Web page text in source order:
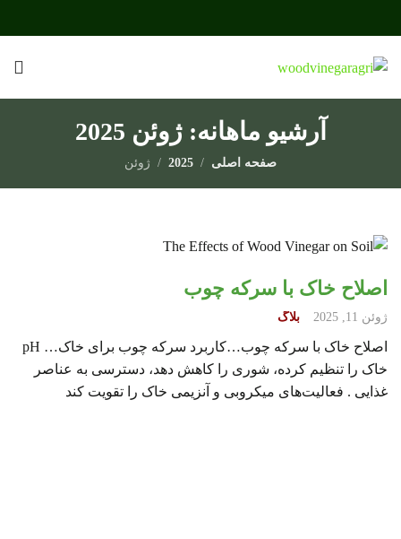
آرشیو ماهانه: ژوئن 2025
صفحه اصلی 2025 ژوئن
اصلاح خاک با سرکه چوب
ژوئن 11, 2025 بلاگ
اصلاح خاک با سرکه چوب…کاربرد سرکه چوب برای خاک… pH
خاک را تنظیم کرده، شوری را کاهش دهد، دسترسی به عناصر
غذایی . فعالیت‌های میکروبی و آنزیمی خاک را تقویت کند